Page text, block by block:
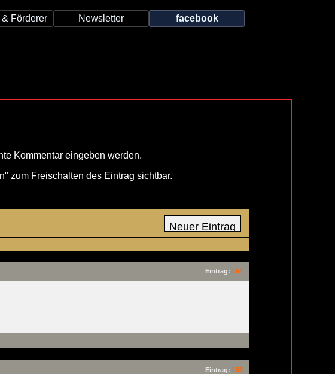
Förderer Newsletter facebook
Kommentar eingeben werden.
zum Freischalten des Eintrag sichtbar.
Eintrag: 154
Eintrag: 153